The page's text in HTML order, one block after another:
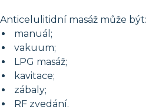
Anticelulitidní masáž může být:
manuál;
vakuum;
LPG masáž;
kavitace;
zábaly;
RF zvedání.